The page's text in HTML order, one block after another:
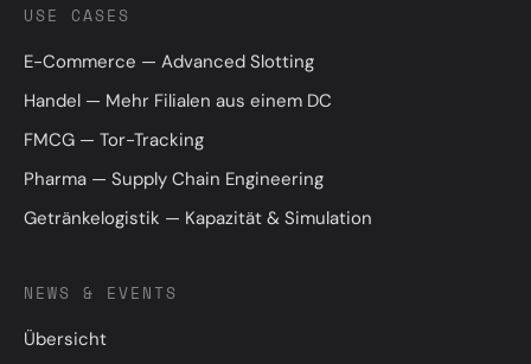
USE CASES
E-Commerce — Advanced Slotting
Handel — Mehr Filialen aus einem DC
FMCG — Tor-Tracking
Pharma — Supply Chain Engineering
Getränkelogistik — Kapazität & Simulation
NEWS & EVENTS
Übersicht